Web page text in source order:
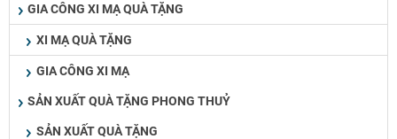
GIA CÔNG XI MẠ QUÀ TẶNG
XI MẠ QUÀ TẶNG
GIA CÔNG XI MẠ
SẢN XUẤT QUÀ TẶNG PHONG THUỶ
SẢN XUẤT QUÀ TẶNG